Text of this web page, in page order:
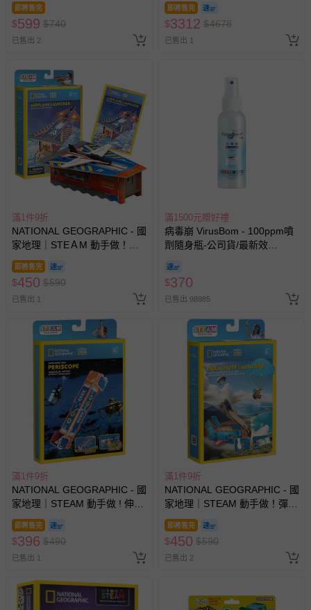
即將售完
$599 $740
已售出 2
錢包)-博派之宇宙決戰)-花色送
完以其他樣式替代 不另行通知
即將售完
$3312 $4678
已售出 1
滿1件9折
NATIONAL GEOGRAPHIC - 國
家地理｜STEＡM 動手做！飛
機噴射台
即將售完
$450 $590
已售出 1
滿1500元贈好禮
病毒崩 VirusBom - 100ppm噴
劑隨身瓶-公司貨/最新效
$370
已售出 98985
滿1件9折
NATIONAL GEOGRAPHIC - 國
家地理｜STEAM 動手做 ! 伸縮
潛望鏡
即將售完
$396 $490
已售出 1
滿1件9折
NATIONAL GEOGRAPHIC - 國
家地理｜STEAM 動手做！彈射
降落傘
即將售完
$450 $590
已售出 2